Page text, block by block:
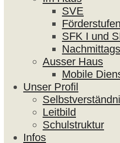
SVE
Förderstufen
SFK I und
Ausser Haus
Mobile
Unser Profil
Leitbild
Schulstruktur
Infos